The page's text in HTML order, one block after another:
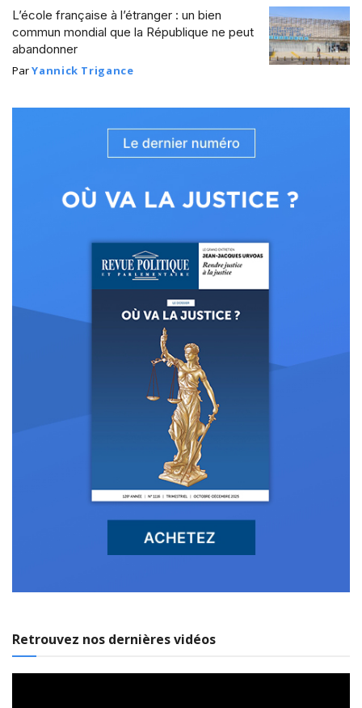
L’école française à l’étranger : un bien
commun mondial que la République ne peut
abandonner
ParYannick Trigance
Retrouvez nos dernières vidéos